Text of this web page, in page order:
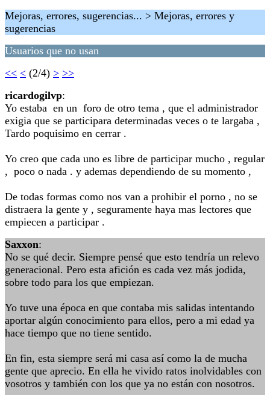
Mejoras, errores, sugerencias... > Mejoras, errores y
sugerencias
Usuarios que no usan
<< < (2/4) > >>
ricardogilvp:
Yo estaba en un foro de otro tema , que el administrador
exigia que se participara determinadas veces o te largaba ,
Tardo poquisimo en cerrar .
Yo creo que cada uno es libre de participar mucho , regular
, poco o nada . y ademas dependiendo de su momento ,
De todas formas como nos van a prohibir el porno , no se
distraera la gente y , seguramente haya mas lectores que
empiecen a participar .
Saxxon:
No se qué decir. Siempre pensé que esto tendría un relevo
generacional. Pero esta afición es cada vez más jodida,
sobre todo para los que empiezan.
Yo tuve una época en que contaba mis salidas intentando
aportar algún conocimiento para ellos, pero a mi edad ya
hace tiempo que no tiene sentido.
En fin, esta siempre será mi casa así como la de mucha
gente que aprecio. En ella he vivido ratos inolvidables con
vosotros y también con los que ya no están con nosotros.